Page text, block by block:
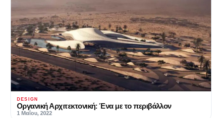
DESIGN
Οργανική Αρχιτεκτονική: Ένα με το περιβάλλον
1 Μαΐου, 2022